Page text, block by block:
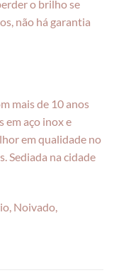
o brilho se
não há garantia
mais de 10 anos
em aço inox e
em qualidade no
Sediada na cidade
Noivado,